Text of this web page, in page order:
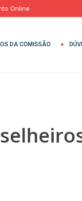
Online
DA COMISSÃO